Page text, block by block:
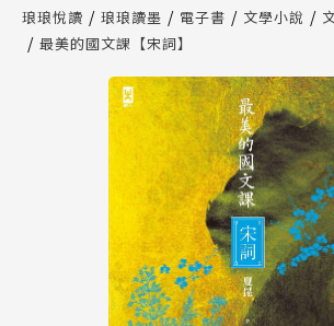
查詢
【公告】琅琅讀墨數位閱讀資產合
琅琅悅讀 琅琅讀墨 電子書 文學小說
最美的國文課【宋詞】